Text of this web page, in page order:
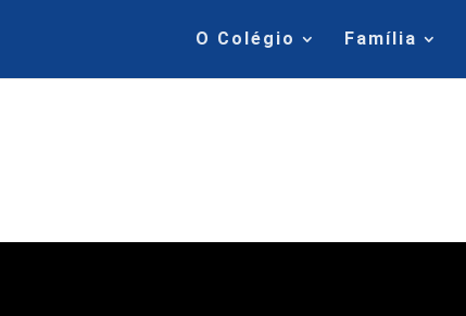
O Colégio Família